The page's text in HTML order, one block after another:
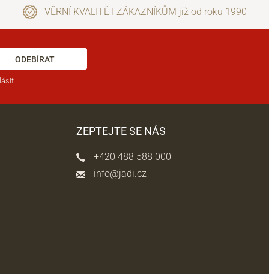
VĚRNÍ KVALITĚ I ZÁKAZNÍKŮM již od roku 1990
ODEBÍRAT
ZEPTEJTE SE NÁS
+420 488 588 000
info@jadi.cz